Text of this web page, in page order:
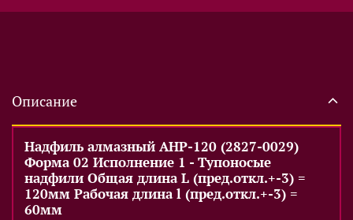
Описание
Надфиль алмазный АНР-120 (2827-0029)
Форма 02 Исполнение 1 - Тупоносые
надфили Общая длина L (пред.откл.+-3) =
120мм Рабочая длина l (пред.откл.+-3) =
60мм